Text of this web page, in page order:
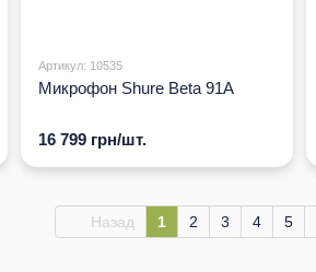
Артикул: 10535
Микрофон Shure Beta 91A
16 799 грн/шт.
Назад 1 2 3 4 5